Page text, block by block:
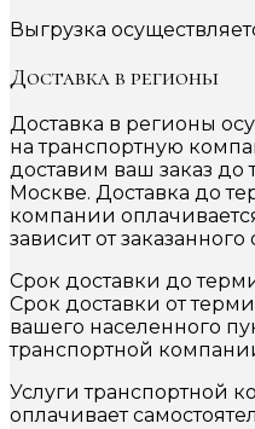
Выгрузка
Доставка в регионы
Доставка в регионы
на транспортную
доставим ваш заказ
Москве. Доставка до
компании
зависит от заказанного
Срок доставки до
Срок доставки от
вашего населенного
транспортной
Услуги транспортной
оплачивает